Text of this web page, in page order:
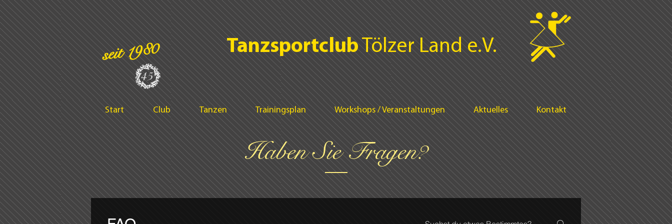
TanzsportclubTölzer Land e.V.
seit 1980
45
Start Club Tanzen Trainingsplan Workshops / Veranstaltungen Aktuelles Kontakt
Haben Sie Fragen?